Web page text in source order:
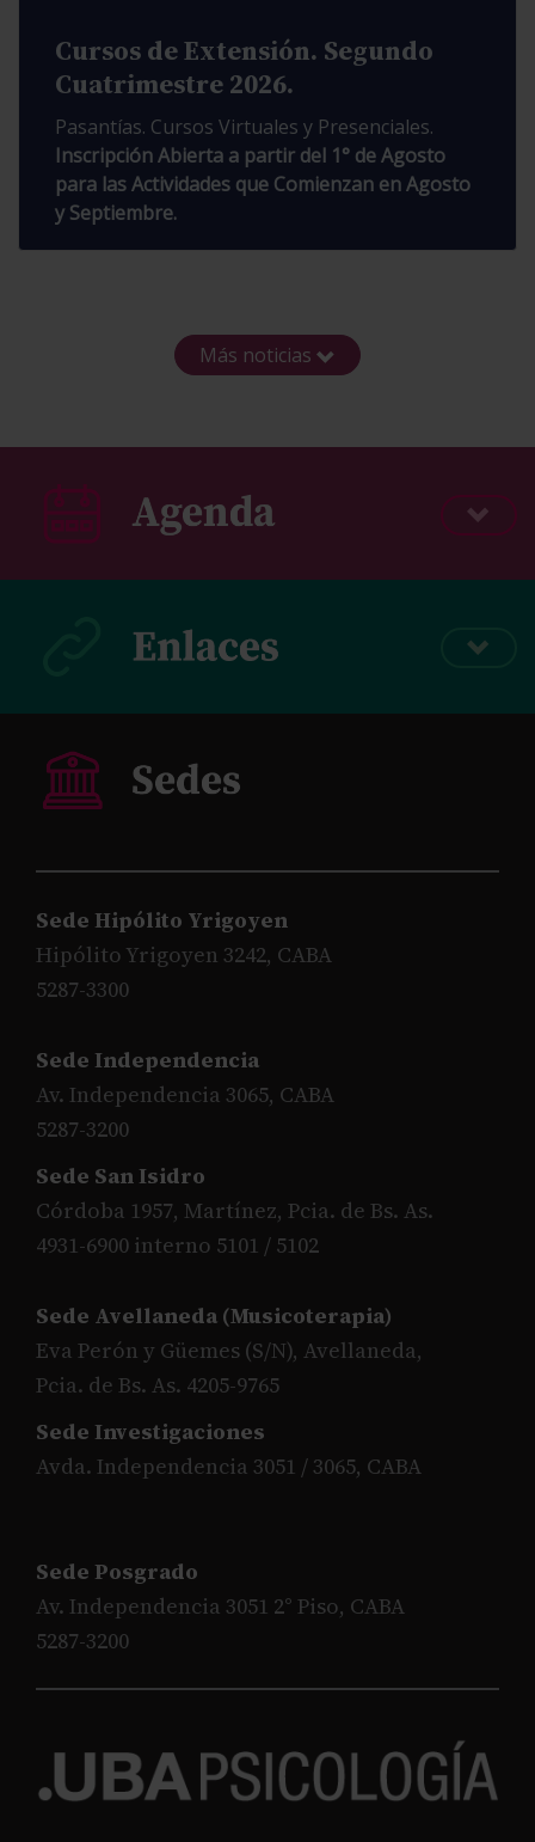
Cursos de Extensión. Segundo
Cuatrimestre 2026.
Pasantías. Cursos Virtuales y Presenciales.
Inscripción Abierta a partir del 1° de Agosto
para las Actividades que Comienzan en Agosto
y Septiembre.
Más noticias
Sede Hipólito Yrigoyen
Hipólito Yrigoyen 3242, CABA
5287-3300
Sede Independencia
Av. Independencia 3065, CABA
5287-3200
Sede San Isidro
Córdoba 1957, Martínez, Pcia. de Bs. As.
4931-6900 interno 5101 / 5102
Sede Avellaneda (Musicoterapia)
Eva Perón y Güemes (S/N), Avellaneda,
Pcia. de Bs. As. 4205-9765
Sede Investigaciones
Avda. Independencia 3051 / 3065, CABA
Sede Posgrado
Av. Independencia 3051 2° Piso, CABA
5287-3200